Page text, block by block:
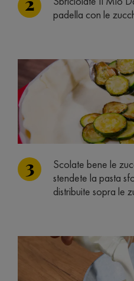
padella con le
Scolate bene le
stendete la pasta
distribuite sopra le